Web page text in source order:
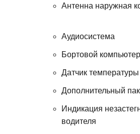
Антенна наружная
Аудиосистема
Бортовой компьютер
Датчик
Дополнительный
Индикация
водителя